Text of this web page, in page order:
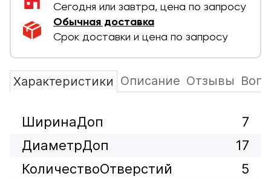
Сегодня или завтра, цена по запросу
Обычная доставка
Срок доставки и цена по запросу
Характеристики Описание Отзывы
ШиринаДоп
7
ДиаметрДоп
17
КоличествоОтверстий
5